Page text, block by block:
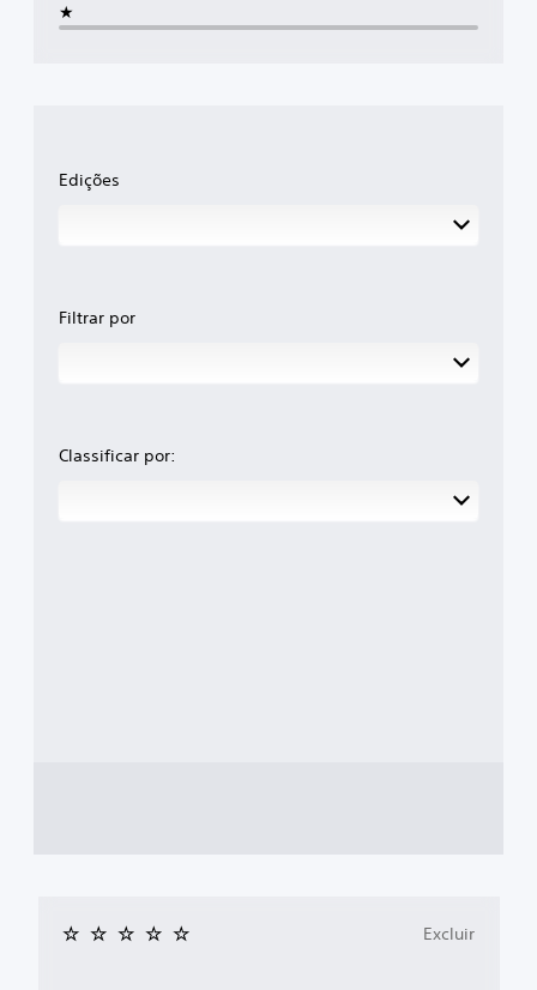
★
Edições
Filtrar por
Classificar por:
Excluir